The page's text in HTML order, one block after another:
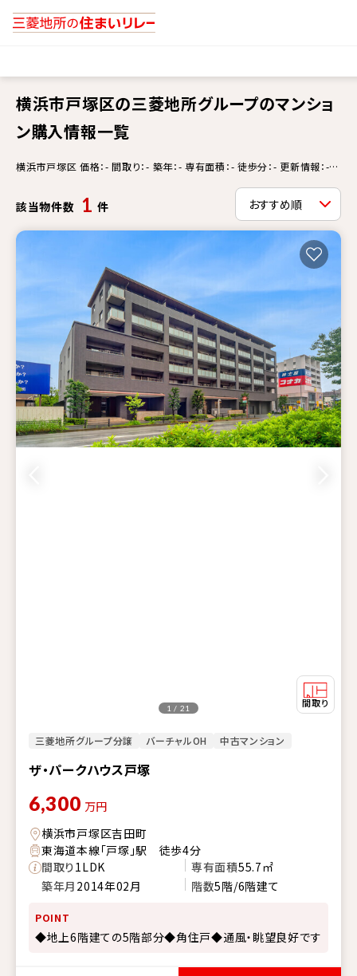
横浜市戸塚区の三菱地所グループのマンショ
ン購入情報一覧
横浜市戸塚区 価格：- 間取り：- 築年：- 専有面積：- 徒歩分：- 更新情報：-
該当物件数 1 件
三菱地所グループ分譲 バーチャルOH 中古マンション
ザ・パークハウス戸塚
1 / 21
6,300 万円
横浜市戸塚区吉田町
東海道本線「戸塚」駅 徒歩4分
間取り1LDK 専有面積55.7㎡
築年月 2014年02月 階数5階/6階建て
POINT
◆地上6階建ての5階部分◆角住戸◆通風・眺望良好です